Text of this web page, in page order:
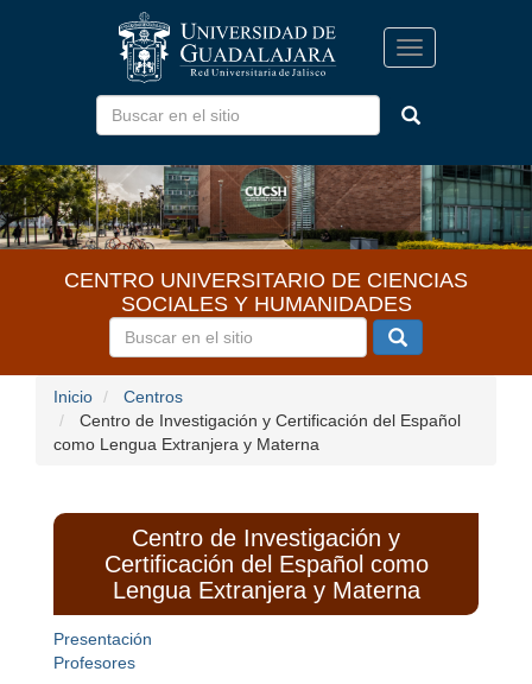
Toggle
navigation
CENTRO UNIVERSITARIO DE CIENCIAS
SOCIALES Y HUMANIDADES
Inicio
Centros
Centro de Investigación y Certificación del Español
como Lengua Extranjera y Materna
Centro de Investigación y
Certificación del Español como
Lengua Extranjera y Materna
Presentación
Profesores